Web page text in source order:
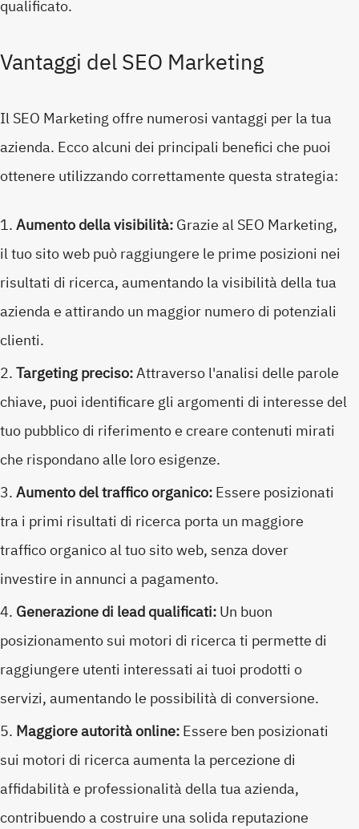
qualificato.
Vantaggi del SEO Marketing
Il SEO Marketing offre numerosi vantaggi per la tua
azienda. Ecco alcuni dei principali benefici che puoi
ottenere utilizzando correttamente questa strategia:
Aumento della visibilità:Grazie al SEO Marketing,
il tuo sito web può raggiungere le prime posizioni nei
risultati di ricerca, aumentando la visibilità della tua
azienda e attirando un maggior numero di potenziali
clienti.
Targeting preciso:Attraverso l'analisi delle parole
chiave, puoi identificare gli argomenti di interesse del
tuo pubblico di riferimento e creare contenuti mirati
che rispondano alle loro esigenze.
Aumento del traffico organico:Essere posizionati
tra i primi risultati di ricerca porta un maggiore
traffico organico al tuo sito web, senza dover
investire in annunci a pagamento.
Generazione di lead qualificati:Un buon
posizionamento sui motori di ricerca ti permette di
raggiungere utenti interessati ai tuoi prodotti o
servizi, aumentando le possibilità di conversione.
Maggiore autorità online:Essere ben posizionati
sui motori di ricerca aumenta la percezione di
affidabilità e professionalità della tua azienda,
contribuendo a costruire una solida reputazione